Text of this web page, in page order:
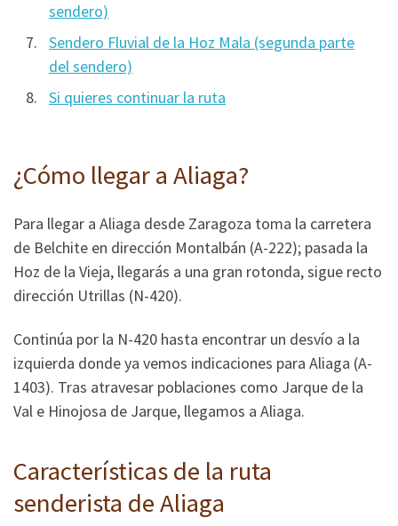
sendero)
Sendero Fluvial de la Hoz Mala (segunda parte
del sendero)
Si quieres continuar la ruta
¿Cómo llegar a Aliaga?
Para llegar a Aliaga desde Zaragoza toma la carretera
de Belchite en dirección Montalbán (A-222); pasada la
Hoz de la Vieja, llegarás a una gran rotonda, sigue recto
dirección Utrillas (N-420).
Continúa por la N-420 hasta encontrar un desvío a la
izquierda donde ya vemos indicaciones para Aliaga (A-
1403). Tras atravesar poblaciones como Jarque de la
Val e Hinojosa de Jarque, llegamos a Aliaga.
Características de la ruta
senderista de Aliaga